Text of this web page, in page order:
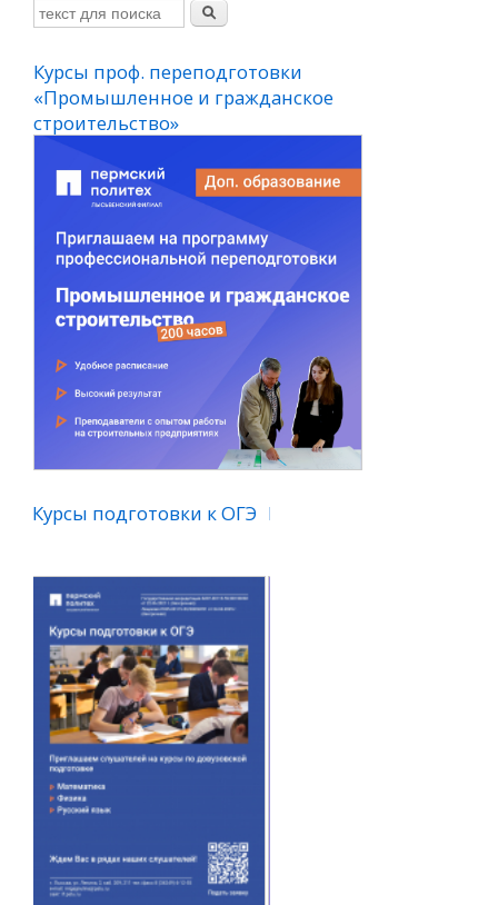
Курсы подготовки к
вступительным
испытаниям вуза
Курсы подготовки к ЕГЭ